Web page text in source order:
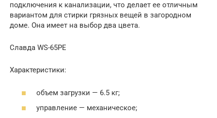
подключения к канализации, что делает ее отличным
вариантом для стирки грязных вещей в загородном
доме. Она имеет на выбор два цвета.
Славда WS-65PE
Характеристики:
объем загрузки — 6.5 кг;
управление — механическое;